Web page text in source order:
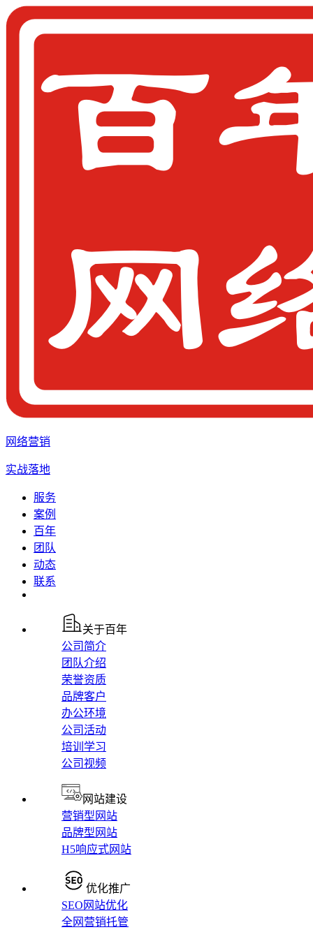
网络营销
实战落地
服务
案例
百年
团队
动态
联系
关于百年
公司简介
团队介绍
荣誉资质
品牌客户
办公环境
公司活动
培训学习
公司视频
网站建设
营销型网站
品牌型网站
H5响应式网站
优化推广
SEO网站优化
全网营销托管